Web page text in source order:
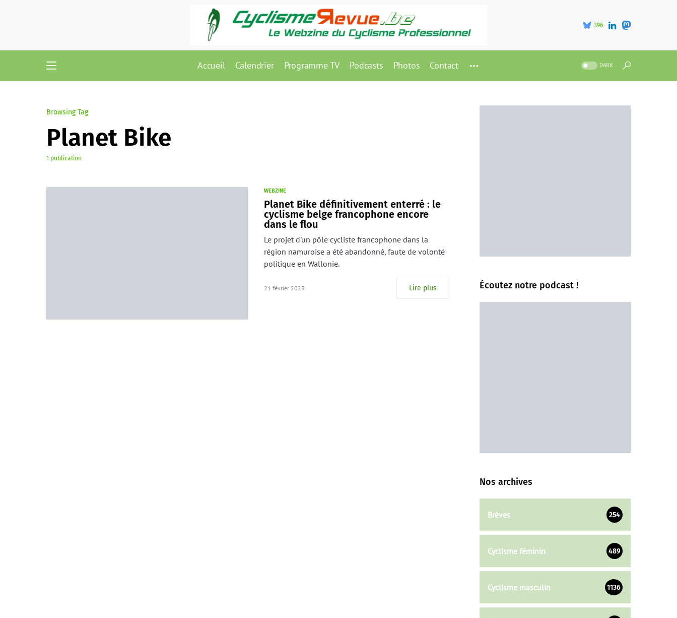
396
Accueil Calendrier Programme TV Podcasts Photos Contact DARK
Browsing Tag
Planet Bike
1 publication
WEBZINE
Planet Bike définitivement enterré : le
cyclisme belge francophone encore
dans le flou
Le projet d'un pôle cycliste francophone dans la
région namuroise a été abandonné, faute de volonté
politique en Wallonie.
21 février 2023 Lire plus Écoutez notre podcast !
Nos archives
Brèves 254
Cyclisme féminin 489
Cyclisme masculin 1136